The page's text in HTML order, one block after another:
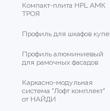
Компакт-плита HPL АМК
ТРОЯ
Профиль для шкафов купе
Профиль алюминиевый
для рамочных фасадов
Каркасно-модульная
система "Лофт комплект"
от НАЙДИ